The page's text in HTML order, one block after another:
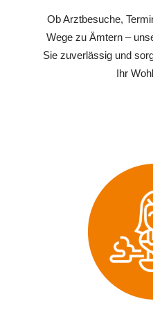
Ob Arztbesuche,
Wege zu Ämtern –
Sie zuverlässig und
Ihr